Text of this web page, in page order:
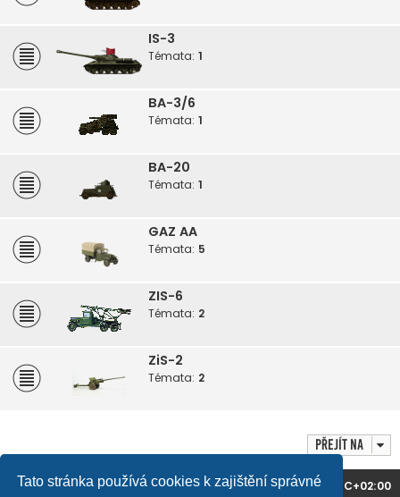
Tato stránka používá cookies k zajištění správné
IS-3
Témata: 1
BA-3/6
Témata: 1
BA-20
Témata: 1
GAZ AA
Témata: 5
ZIS-6
Témata: 2
ZiS-2
Témata: 2
Přejít na
Domů Obsah fóra Všechny časy jsou v UTC+02:00